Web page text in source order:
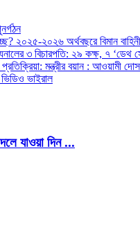
২০২৫-২০২৬ অর্থবছরে বিমান
৩ বিচারপতি: ২৯ কক্ষ, ৭ ‘ডেথ
প্রতিক্রিয়া: মন্ত্রীর বয়ান : আওয়ামী
ভাইরাল
যাওয়া দিন ...